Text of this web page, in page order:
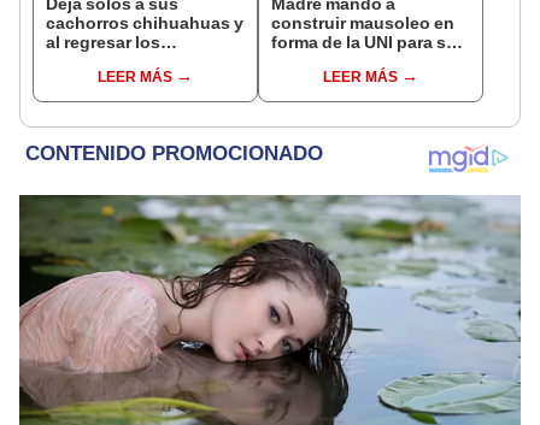
Deja solos a sus
cachorros chihuahuas y
al regresar los
adorable escena
[VIDEO]
LEER MÁS
Madre mandó a
construir mausoleo en
forma de la UNI para su
con su historia: "Su
mayor deseo era
LEER MÁS